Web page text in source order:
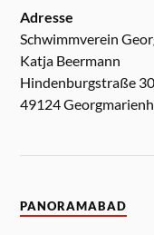
Adresse
Schwimmverein
Katja Beermann
Hindenburgstraße 30
49124
PANORAMABAD